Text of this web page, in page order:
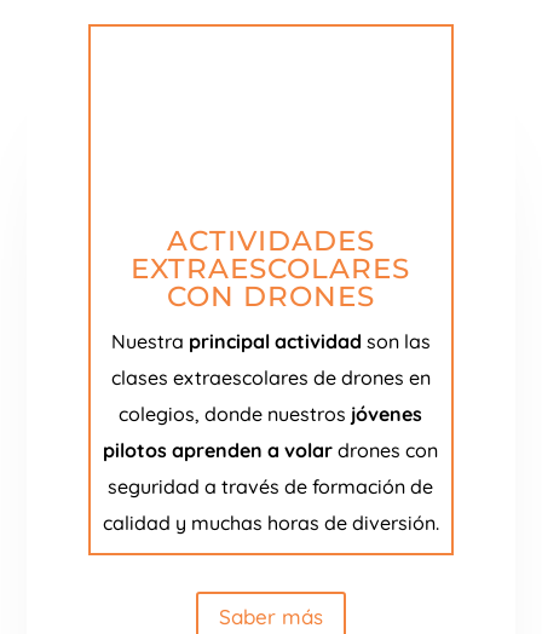
ACTIVIDADES
EXTRAESCOLARES
CON DRONES
Nuestra principal actividad son las
clases extraescolares de drones en
colegios, donde nuestros jóvenes
pilotos aprenden a volar drones con
seguridad a través de formación de
calidad y muchas horas de diversión.
Saber más